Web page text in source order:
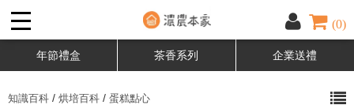
(0)
年節禮盒 茶香系列 企業送禮
知識百科 / 烘培百科 / 蛋糕點心